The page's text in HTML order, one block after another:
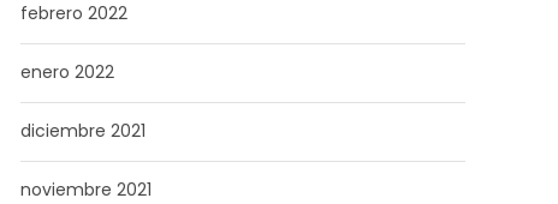
febrero 2022
enero 2022
diciembre 2021
noviembre 2021